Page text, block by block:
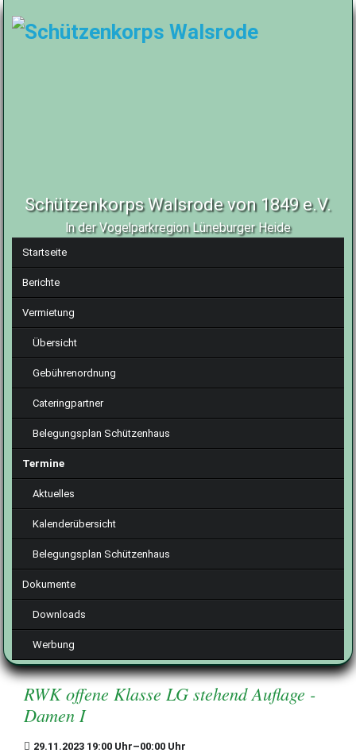
Schützenkorps Walsrode von 1849 e.V.
In der Vogelparkregion Lüneburger Heide
Startseite
Berichte
Vermietung
Übersicht
Gebührenordnung
Cateringpartner
Belegungsplan Schützenhaus
Termine
Aktuelles
Kalenderübersicht
Belegungsplan Schützenhaus
Dokumente
Downloads
Werbung
RWK offene Klasse LG stehend Auflage -
Damen I
29.11.2023 19:00 Uhr–00:00 Uhr